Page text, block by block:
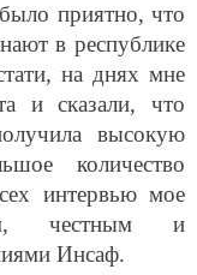
приятно, что
в республике
на днях мне
и сказали, что
высокую
количество
интервью мое
честным и
Инсаф.